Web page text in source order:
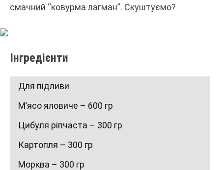
смачний “ковурма лагман”. Скуштуємо?
Інгредієнти
Для підливи
М’ясо яловиче – 600 гр
Цибуля ріпчаста – 300 гр
Картопля – 300 гр
Морква – 300 гр